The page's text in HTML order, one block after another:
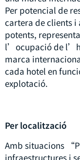
Per potencial de
cartera de clients
potents,
l’ocupació de
marca
cada hotel en
explotació.
Per localització
Amb situacions
infraestructures i